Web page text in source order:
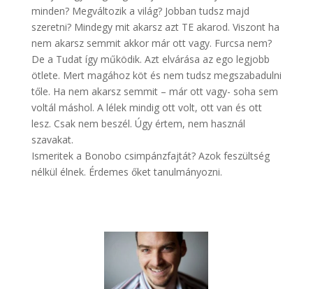
minden? Megváltozik a világ? Jobban tudsz majd
szeretni? Mindegy mit akarsz azt TE akarod. Viszont ha
nem akarsz semmit akkor már ott vagy. Furcsa nem?
De a Tudat így működik. Azt elvárása az ego legjobb
ötlete. Mert magához köt és nem tudsz megszabadulni
tőle. Ha nem akarsz semmit – már ott vagy- soha sem
voltál máshol. A lélek mindig ott volt, ott van és ott
lesz. Csak nem beszél. Úgy értem, nem használ
szavakat.
Ismeritek a Bonobo csimpánzfajtát? Azok feszültség
nélkül élnek. Érdemes őket tanulmányozni.